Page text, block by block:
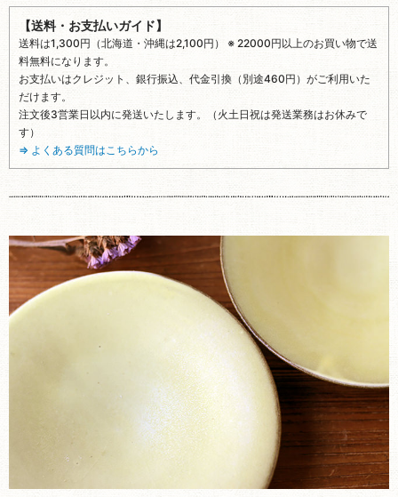
【送料・お支払いガイド】
送料は1,300円（北海道・沖縄は2,100円） ※ 22000円以上のお買い物で送
料無料になります。
お支払いはクレジット、銀行振込、代金引換（別途460円）がご利用いた
だけます。
注文後3営業日以内に発送いたします。（火土日祝は発送業務はお休みで
す）
⇒ よくある質問はこちらから